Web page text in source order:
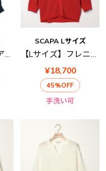
【Lサイズ】クリアニットプルオーバー
SCAPA Lサイズ
【Lサイズ】フレニット半袖カーディガン
¥18,700
45%OFF
手洗い可